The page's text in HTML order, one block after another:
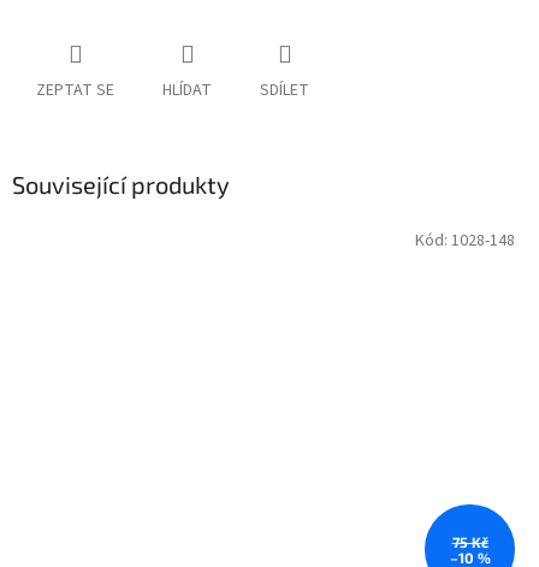
ZEPTAT SE HLÍDAT SDÍLET
Související produkty
75 Kč
–10 %
Kód: 1028-148